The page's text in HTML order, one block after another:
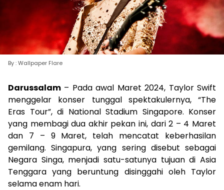
By : Wallpaper Flare
Darussalam – Pada awal Maret 2024, Taylor Swift
menggelar konser tunggal spektakulernya, “The
Eras Tour”, di National Stadium Singapore. Konser
yang membagi dua akhir pekan ini, dari 2 – 4 Maret
dan 7 – 9 Maret, telah mencatat keberhasilan
gemilang. Singapura, yang sering disebut sebagai
Negara Singa, menjadi satu-satunya tujuan di Asia
Tenggara yang beruntung disinggahi oleh Taylor
selama enam hari.